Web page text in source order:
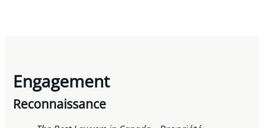
Engagement
Reconnaissance